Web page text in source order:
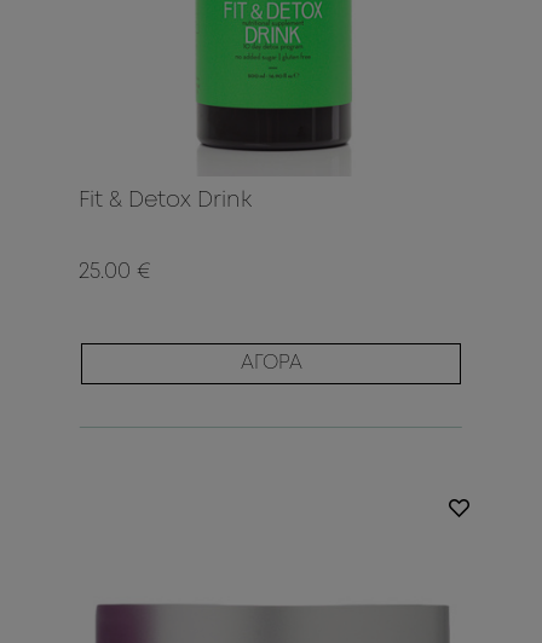
Fit & Detox Drink
25.00 €
ΑΓΟΡΑ